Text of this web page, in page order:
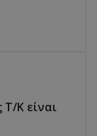
Κ είναι